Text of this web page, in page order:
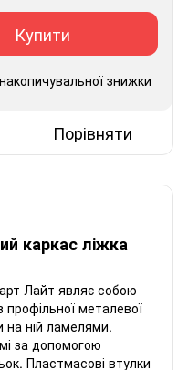
Купити
знижки
Порівняти
каркас ліжка
Лайт являє собою
металевої
на ній ламелями.
за допомогою
Пластмасові втулки-